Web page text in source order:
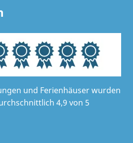
und Ferienhäuser wurden
4,9 von 5